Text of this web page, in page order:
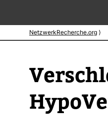
NetzwerkRecherche.org ⟩